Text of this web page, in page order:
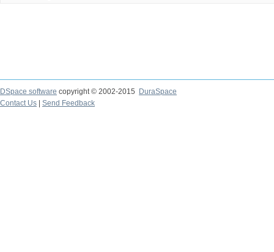
DSpace software copyright © 2002-2015
DuraSpace
Contact Us
Send Feedback